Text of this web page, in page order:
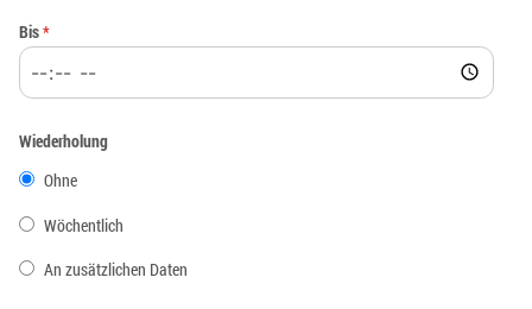
Bis*
Wiederholung
Ohne
Wöchentlich
An zusätzlichen Daten